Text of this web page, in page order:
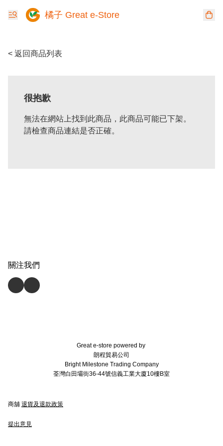
橘子 Great e-Store
< 返回商品列表
很抱歉
無法在網站上找到此商品，此商品可能已下架。
請檢查商品連結是否正確。
關注我們
Great e-store powered by
朗程貿易公司
Bright Milestone Trading Company
荃灣白田壩街36-44號信義工業大廈10樓B室
商舖 退貨及退款政策
提出意見